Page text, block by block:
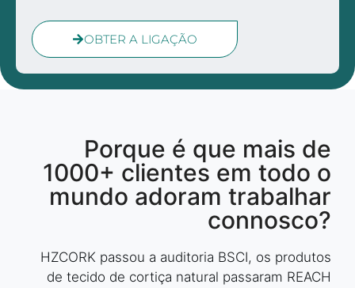
OBTER A LIGAÇÃO
Porque é que mais de
1000+ clientes em todo o
mundo adoram trabalhar
connosco?
HZCORK passou a auditoria BSCI, os produtos
de tecido de cortiça natural passaram REACH